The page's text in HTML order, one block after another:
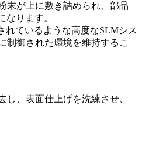
末が上に敷き詰められ、部品
なります。
れているような高度なSLMシス
制御された環境を維持するこ
、表面仕上げを洗練させ、